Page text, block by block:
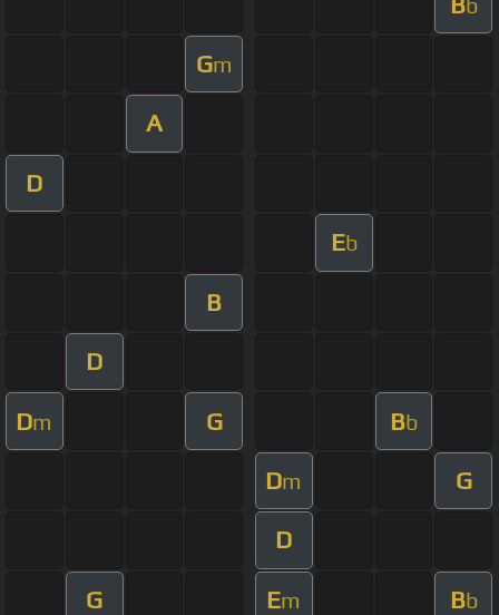
b
Gm
A
D
Eb
B
D
Dm G Bb
Dm G
D
G Em Bb